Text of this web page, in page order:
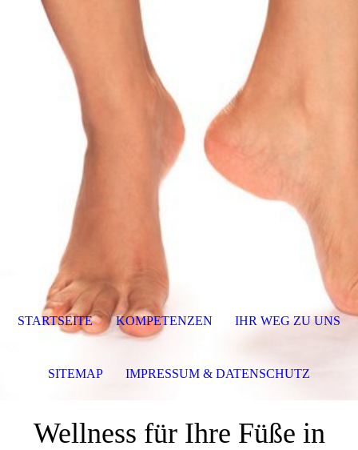
Wellness für Ihre Füße in
STARTSEITE KOMPETENZEN IHR WEG ZU UNS
SITEMAP IMPRESSUM & DATENSCHUTZ